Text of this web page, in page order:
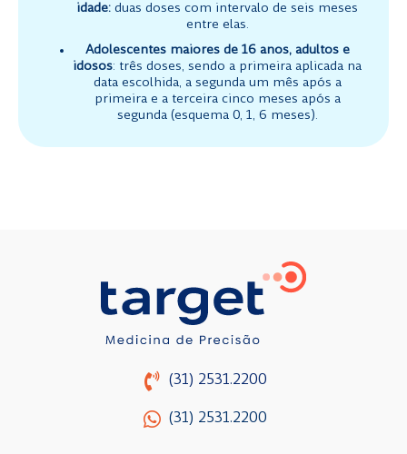
idade: duas doses com intervalo de seis meses
entre elas.
Adolescentes maiores de 16 anos, adultos e
idosos: três doses, sendo a primeira aplicada na
data escolhida, a segunda um mês após a
primeira e a terceira cinco meses após a
segunda (esquema 0, 1, 6 meses).
(31) 2531.2200
(31) 2531.2200